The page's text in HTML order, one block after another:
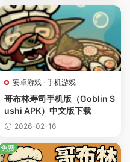
安卓游戏 · 手机游戏
哥布林寿司手机版（Goblin S
ushi APK）中文版下载
2026-02-16
免费